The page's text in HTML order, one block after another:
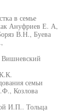
в семье
Ануфриев Е. А,
В.Н., Буева
семьи
Козлова
И.П.. Тольца